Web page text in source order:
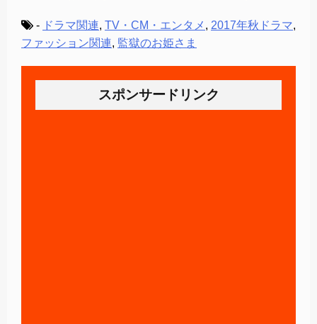
- ドラマ関連, TV・CM・エンタメ , 2017年秋ドラマ,
ファッション関連, 監獄のお姫さま
スポンサードリンク